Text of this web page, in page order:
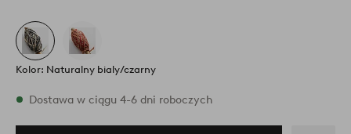
Kolor: Naturalny bialy/czarny
W magazynie
Dostawa w ciągu 4-6 dni roboczych